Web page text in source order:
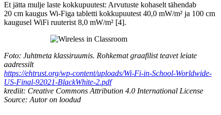
Et jätta mulje laste kokkupuutest: Arvutuste kohaselt tähendab
20 cm kaugus Wi-Figa tabletti kokkupuutest 40,0 mW/m² ja 100 cm
kaugusel WiFi ruuterist 8,0 mW/m² [4].
Foto: Juhtmeta klassiruumis. Rohkemat graafilist teavet leiate
aadressilt
https://ehtrust.org/wp-content/uploads/Wi-Fi-in-School-Worldwide-
US-Final-92021-BlackWhite-2.pdf
krediit: Creative Commons Attribution 4.0 International License
Source: Autor on loodud